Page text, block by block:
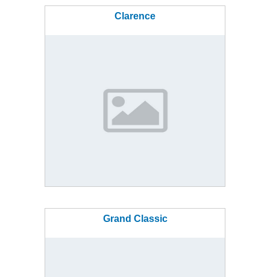
Clarence
Grand Classic